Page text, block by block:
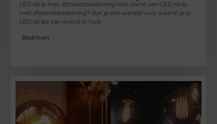
LED strip met afstandsbediening Hoe werkt een LED strip
met afstandsbediening? Stel je een wereld voor waarin je je
LED strips van overal in huis
Bedrijven